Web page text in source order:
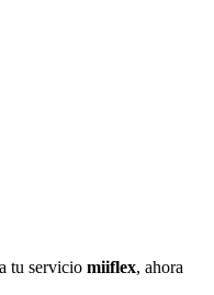
tu servicio miiflex, ahora